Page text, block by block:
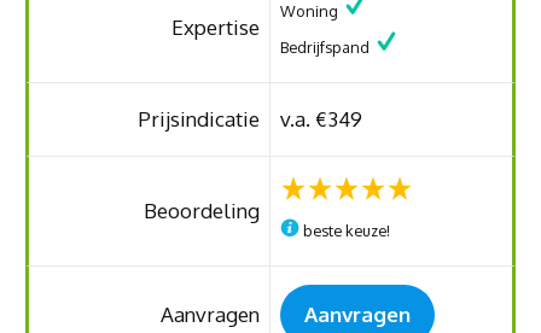
Expertise
Woning
Bedrijfspand
Prijsindicatie v.a. €349
Beoordeling
beste keuze!
Aanvragen Aanvragen